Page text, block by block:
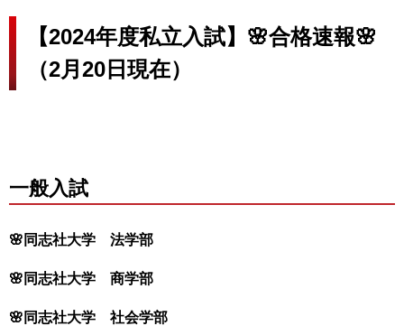
【2024年度私立入試】🌸合格速報🌸
（2月20日現在）
一般入試
🌸同志社大学 法学部
🌸同志社大学 商学部
🌸同志社大学 社会学部